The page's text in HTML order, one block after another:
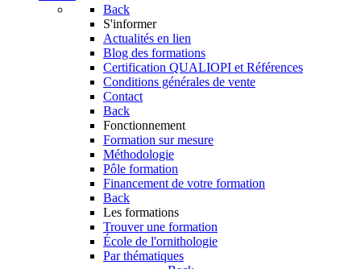
Back
S'informer
Actualités en lien
Blog des formations
Certification QUALIOPI et Références
Conditions générales de vente
Contact
Back
Fonctionnement
Formation sur mesure
Méthodologie
Pôle formation
Financement de votre formation
Back
Les formations
Trouver une formation
École de l'ornithologie
Par thématiques